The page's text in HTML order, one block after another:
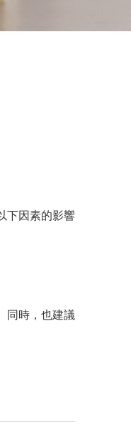
下因素的影響
同時，也建議